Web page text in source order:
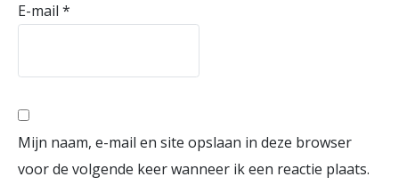
E-mail *
Mijn naam, e-mail en site opslaan in deze browser
voor de volgende keer wanneer ik een reactie plaats.